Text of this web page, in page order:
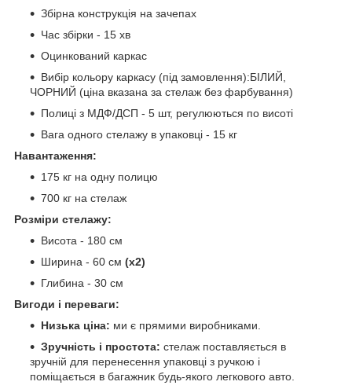
Збірна конструкція на зачепах
Час збірки - 15 хв
Оцинкований каркас
Вибір кольору каркасу (під замовлення):БІЛИЙ,
ЧОРНИЙ (ціна вказана за стелаж без фарбування)
Полиці з МДФ/ДСП - 5 шт, регулюються по висоті
Вага одного стелажу в упаковці - 15 кг
Навантаження:
175 кг на одну полицю
700 кг на стелаж
Розміри стелажу:
Висота - 180 см
Ширина - 60 см (х2)
Глибина - 30 см
Вигоди і переваги:
Низька ціна: ми є прямими виробниками.
Зручність і простота: стелаж поставляється в
зручній для перенесення упаковці з ручкою і
поміщається в багажник будь-якого легкового авто.